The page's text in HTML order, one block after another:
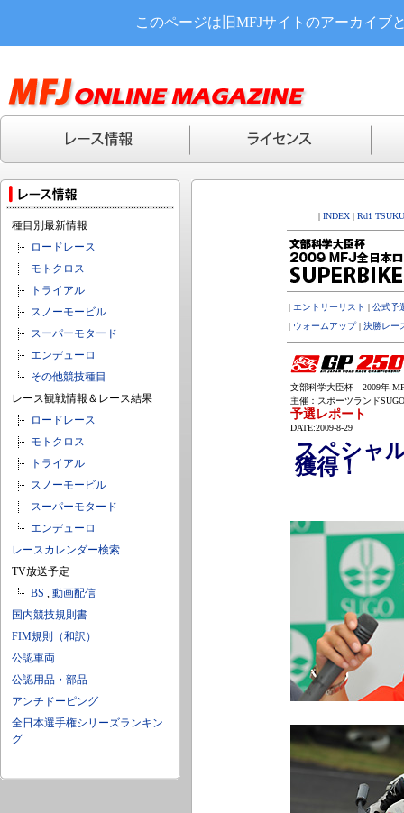
このページは旧MFJサイトのアーカイブ
種目別最新情報
ロードレース
モトクロス
トライアル
スノーモービル
スーパーモタード
エンデューロ
その他競技種目
レース観戦情報＆レース結果
ロードレース
モトクロス
トライアル
スノーモービル
スーパーモタード
エンデューロ
レースカレンダー検索
TV放送予定
BS , 動画配信
国内競技規則書
FIM規則（和訳）
公認車両
公認用品・部品
アンチドーピング
全日本選手権シリーズランキン
グ
| INDEX | Rd1
| エントリーリスト | 公式予
| ウォームアップ| 決勝レー
文部科学大臣杯 2009年
主催：スポーツランド
予選レポート
DATE:2009-8-29
スペシャ
獲得！